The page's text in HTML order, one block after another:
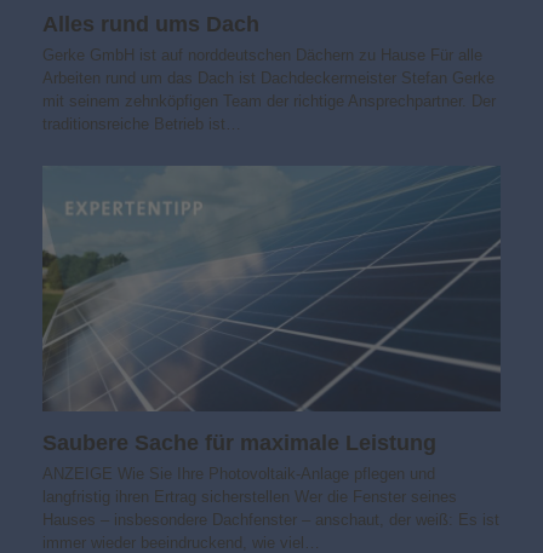
Alles rund ums Dach
Gerke GmbH ist auf norddeutschen Dächern zu Hause Für alle
Arbeiten rund um das Dach ist Dachdeckermeister Stefan Gerke
mit seinem zehnköpfigen Team der richtige Ansprechpartner. Der
traditionsreiche Betrieb ist…
Saubere Sache für maximale Leistung
ANZEIGE Wie Sie Ihre Photovoltaik-Anlage pflegen und
langfristig ihren Ertrag sicherstellen Wer die Fenster seines
Hauses – insbesondere Dachfenster – anschaut, der weiß: Es ist
immer wieder beeindruckend, wie viel…